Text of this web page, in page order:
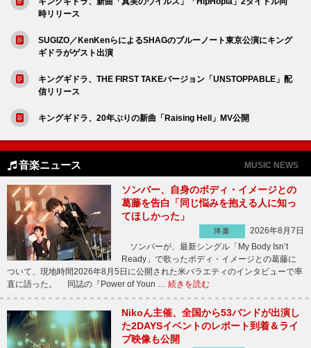
時リリース
SUGIZO／KenKenらによるSHAGのブルーノート東京公演にキング
ギドラがゲスト出演
キングギドラ、THE FIRST TAKEバージョン「UNSTOPPABLE」配
信リリース
キングギドラ、20年ぶりの新曲「Raising Hell」MV公開
音楽ニュース MUSIC NEWS
ソンバー、自身のボディ・イメージとの
葛藤を告白「同じ悩みを抱える人に知っ
てほしかった」
洋楽
2026年8月7日
ソンバーが、最新シングル「My Body Isn’t
Ready」で歌ったボディ・イメージとの葛藤に
ついて、現地時間2026年8月5日に公開された米バラエティのインタビューで率
直に語った。 同誌の『Power of Youn … 続きを読む
Nikoん主催、全国から53バンドが出演し
た2DAYSイベントのレポート到着＆ライ
ブ映像も公開